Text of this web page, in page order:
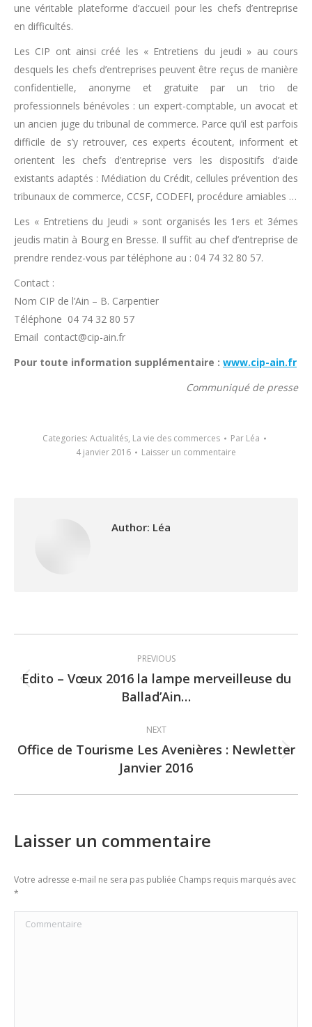
une véritable plateforme d’accueil pour les chefs d’entreprise
en difficultés.
Les CIP ont ainsi créé les « Entretiens du jeudi » au cours
desquels les chefs d’entreprises peuvent être reçus de manière
confidentielle, anonyme et gratuite par un trio de
professionnels bénévoles : un expert-comptable, un avocat et
un ancien juge du tribunal de commerce. Parce qu’il est parfois
difficile de s’y retrouver, ces experts écoutent, informent et
orientent les chefs d’entreprise vers les dispositifs d’aide
existants adaptés : Médiation du Crédit, cellules prévention des
tribunaux de commerce, CCSF, CODEFI, procédure amiables …
Les « Entretiens du Jeudi » sont organisés les 1ers et 3émes
jeudis matin à Bourg en Bresse. Il suffit au chef d’entreprise de
prendre rendez-vous par téléphone au : 04 74 32 80 57.
Contact :
Nom CIP de l’Ain – B. Carpentier
Téléphone 04 74 32 80 57
Email contact@cip-ain.fr
Pour toute information supplémentaire : www.cip-ain.fr
Communiqué de presse
Categories: Actualités, La vie des commerces Par Léa
4 janvier 2016
Laisser un commentaire
Author: Léa
navigation
PREVIOUS
Previous
post:
Edito – Vœux 2016 la lampe merveilleuse du
Ballad’Ain…
NEXT
Next
post:
Office de Tourisme Les Avenières : Newletter
Janvier 2016
Laisser un commentaire
Votre adresse e-mail ne sera pas publiée Champs requis marqués avec
*
Commentaire